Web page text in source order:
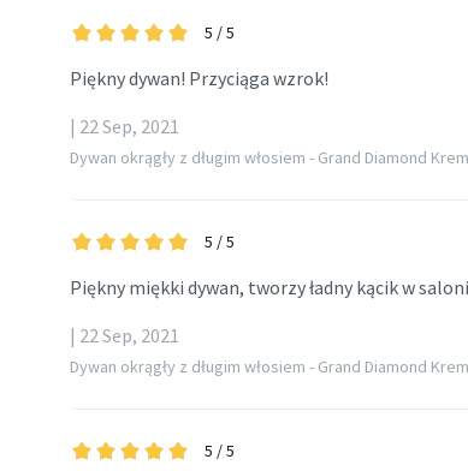
5 / 5
Piękny dywan! Przyciąga wzrok!
| 22 Sep, 2021
Dywan okrągły z długim włosiem - Grand Diamond
5 / 5
Piękny miękki dywan, tworzy ładny kącik w
| 22 Sep, 2021
Dywan okrągły z długim włosiem - Grand Diamond
5 / 5